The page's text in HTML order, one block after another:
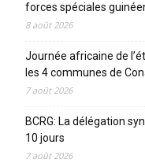
forces spéciales
8 août 2026
Journée africaine de
les 4 communes de
7 août 2026
BCRG: La délégation
10 jours
7 août 2026